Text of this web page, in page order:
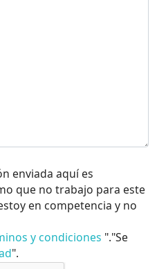
enviada aquí es
que no trabajo para este
en competencia y no
y condiciones "."Se
".